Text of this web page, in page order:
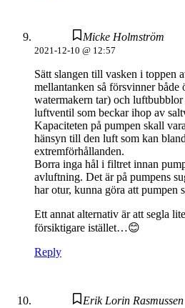
Micke Holmström
2021-12-10 @ 12:57
Sätt slangen till vasken i toppen
mellantanken så försvinner både
watermakern tar) och
luftventil som beckar ihop av
Kapaciteten på pumpen skall
hänsyn till den luft som kan
extremförhållanden.
Borra inga hål i filtret innan
avluftning. Det är på pumpens
har otur, kunna göra att pumpen
Ett annat alternativ är att segla
försiktigare istället…😊
Reply
Erik Lorin Rasmussen